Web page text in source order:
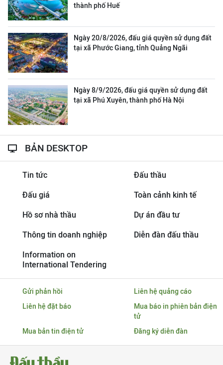
thành phố Huế
Ngày 20/8/2026, đấu giá quyền sử dụng đất
tại xã Phước Giang, tỉnh Quảng Ngãi
Ngày 8/9/2026, đấu giá quyền sử dụng đất
tại xã Phú Xuyên, thành phố Hà Nội
BẢN DESKTOP
Tin tức Đấu thầu
Đấu giá Toàn cảnh kinh tế
Hồ sơ nhà thầu Dự án đầu tư
Thông tin doanh nghiệp Diễn đàn đấu thầu
Information on
International Tendering
Gửi phản hồi
Liên hệ quảng cáo
Liên hệ đặt báo
Mua báo in phiên bản điện
tử
Mua bản tin điện tử
Đăng ký diễn đàn